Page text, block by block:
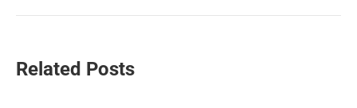
Related Posts